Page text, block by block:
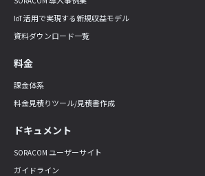
IoT 活用で実現する新規収益モデル
資料ダウンロード一覧
料金
課金体系
料金見積りツール/見積書作成
ドキュメント
SORACOM ユーザーサイト
ガイドライン